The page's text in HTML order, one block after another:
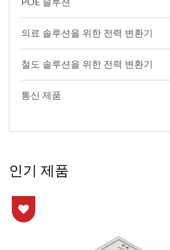
POE 솔루션
의료 솔루션을 위한 전력 변환기
철도 솔루션을 위한 전력 변환기
통신 제품
인기 제품